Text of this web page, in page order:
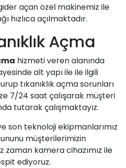
açan özel makinemiz ile
hızlıca açılmaktadır.
Açma
hizmeti veren alanında
alt yapı ile ile ilgili
tıkanıklık açma sorunları
7/24 saat çalışarak müşteri
tutarak çalışmaktayız.
son teknoloji ekipmanlarımız
müşterilerimizin
zaman kamera cihazımız ile
ediyoruz.